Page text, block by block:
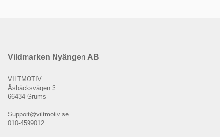
Vildmarken Nyängen AB
VILTMOTIV
Åsbäcksvägen 3
66434 Grums
Support@viltmotiv.se
010-4599012